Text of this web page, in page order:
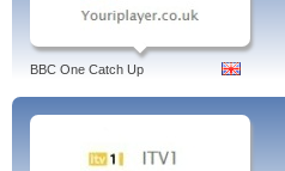
BBC One Catch Up